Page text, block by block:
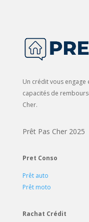
Un crédit vous
capacités de
Cher.
Prêt Pas Cher 2025
Pret Conso
Prêt auto
Prêt moto
Rachat Crédit